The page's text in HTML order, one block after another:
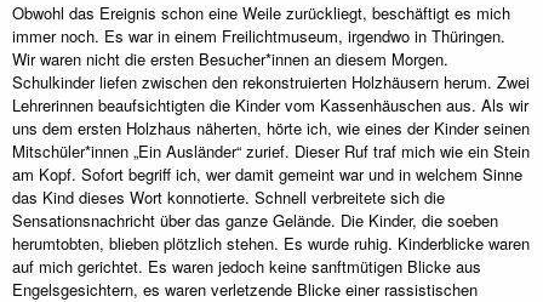
Obwohl das Ereignis schon eine Weile zurückliegt, beschäftigt es mich
immer noch. Es war in einem Freilichtmuseum, irgendwo in Thüringen.
Wir waren nicht die ersten Besucher*innen an diesem Morgen.
Schulkinder liefen zwischen den rekonstruierten Holzhäusern herum. Zwei
Lehrerinnen beaufsichtigten die Kinder vom Kassenhäuschen aus. Als wir
uns dem ersten Holzhaus näherten, hörte ich, wie eines der Kinder seinen
Mitschüler*innen „Ein Ausländer“ zurief. Dieser Ruf traf mich wie ein Stein
am Kopf. Sofort begriff ich, wer damit gemeint war und in welchem Sinne
das Kind dieses Wort konnotierte. Schnell verbreitete sich die
Sensationsnachricht über das ganze Gelände. Die Kinder, die soeben
herumtobten, blieben plötzlich stehen. Es wurde ruhig. Kinderblicke waren
auf mich gerichtet. Es waren jedoch keine sanftmütigen Blicke aus
Engelsgesichtern, es waren verletzende Blicke einer rassistischen